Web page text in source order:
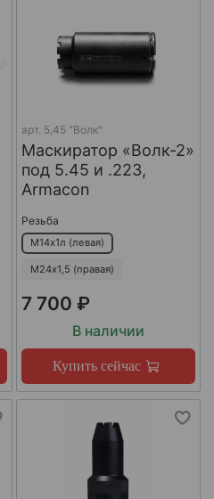
арт. 5,45 "Волк"
Маскиратор «Волк-2»
под 5.45 и .223,
Armacon
Резьба
М14х1л (левая)
М24х1,5 (правая)
7 700 ₽
В наличии
Купить сейчас